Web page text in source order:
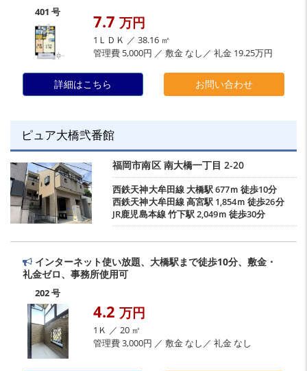
401 号 7.7 万円
1ＬＤＫ ／ 38.16 ㎡
管理費 5,000円 ／ 敷金 なし／ 礼金 19.25万円
詳細はこちら お問い合わせ
ピュア大橋弐番館
福岡市南区 南大橋一丁目 2-20
西鉄天神大牟田線大橋駅677ｍ 徒歩10分
西鉄天神大牟田線高宮駅1,854ｍ 徒歩26分
JR鹿児島本線竹下駅2,049ｍ 徒歩30分
インターネット使い放題、大橋駅まで徒歩10分、敷金・
礼金ゼロ、事務所使用可
202 号
4.2 万円
1Ｋ ／ 20 ㎡
管理費 3,000円 ／ 敷金 なし／ 礼金 なし